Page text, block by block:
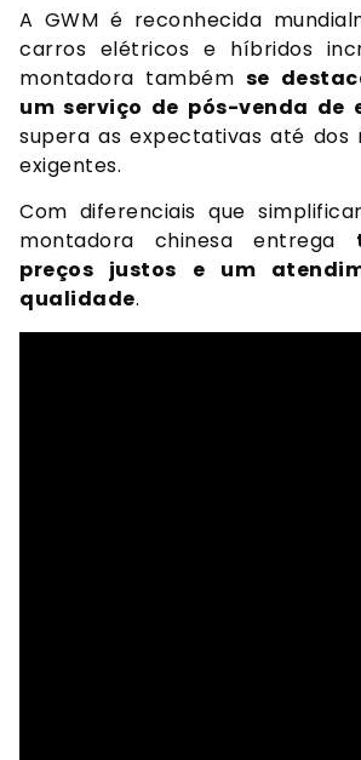
A GWM é reconhecida
carros elétricos e híbridos
montadora também se
um serviço de pós-venda de
supera as expectativas até dos
exigentes.
Com diferenciais que
montadora chinesa entrega
preços justos e um
qualidade.